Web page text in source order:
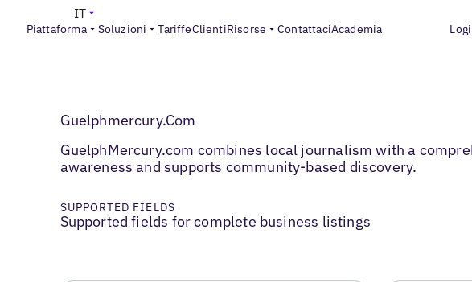
Piattaforma Soluzioni TariffeClientiRisorse ContattaciAcademia
IT
Guelphmercury.Com
GuelphMercury.com combines local journalism with a
awareness and supports community-based discovery.
SUPPORTED FIELDS
Supported fields for complete business listings